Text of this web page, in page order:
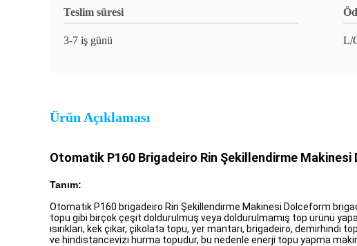
Teslim süresi
3-7 iş günü L/
Ürün Açıklaması
Otomatik P160 Brigadeiro Rin Şekillendirme
Tanım:
Otomatik P160 brigadeiro Rin Şekillendirme Makinesi Dolceform
topu gibi birçok çeşit doldurulmuş veya doldurulmamış top ürünü
ısırıkları, kek çıkar, çikolata topu, yer mantarı, brigadeiro,
ve hindistancevizi hurma topudur, bu nedenle enerji topu yapma